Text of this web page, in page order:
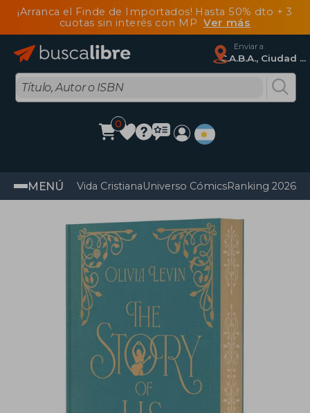
¡Arranca el Finde de Importados! Hasta 50% dto + 3
cuotas sin interés con MP Ver más
Enviar a
C.A.B.A., Ciudad Autónoma De Buenos Aires
0
MENÚ Vida CristianaUniverso CómicsRanking 2026